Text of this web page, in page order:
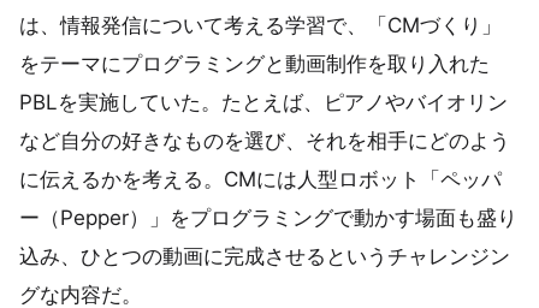
は、情報発信について考える学習で、「CMづくり」
をテーマにプログラミングと動画制作を取り入れた
PBLを実施していた。たとえば、ピアノやバイオリン
など自分の好きなものを選び、それを相手にどのよう
に伝えるかを考える。CMには人型ロボット「ペッパ
ー（Pepper）」をプログラミングで動かす場面も盛り
込み、ひとつの動画に完成させるというチャレンジン
グな内容だ。